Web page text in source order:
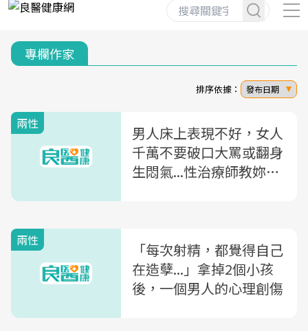
專欄作家
排序依據： 發布日期
兩性
男人床上表現不好，女人
千萬不要破口大罵或翻身
生悶氣...性治療師教妳10
兩性
「每次射精，都覺得自己
在造孽...」拿掉2個小孩
後，一個男人的心理創傷